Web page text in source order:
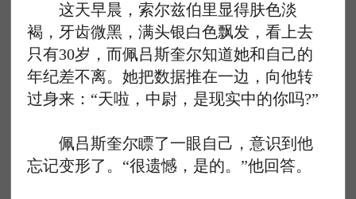
这天早晨，索尔兹伯里显得肤色淡
褐，牙齿微黑，满头银白色飘发，看上去
只有30岁，而佩吕斯奎尔知道她和自己的
年纪差不离。她把数据推在一边，向他转
过身来：“天啦，中尉，是现实中的你吗?”
佩吕斯奎尔瞟了一眼自己，意识到他
忘记变形了。“很遗憾，是的。”他回答。